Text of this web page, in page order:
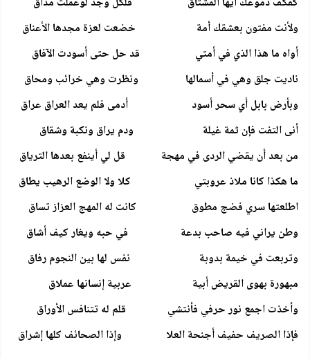
ولأنت مفتون بعشقك أمة خضعت لعزة مجدها الأعناق
أواه ما هذا الذي في أمتي قد حل حتى أسودت الآفاق
ناديت جلق وهي في أسمالها ونظرت وهي خرائب ومحاق
وبأرض بابل أي سحر أسود أدمى فلم يعد العراق عراق
أنى التفت فإن ثمة غيلة ودم يراق ونكبة وشقاق
من بعد أن يقضي الردى في مهجة قل لي أينفع بعدها الترياق
ما هكذا كانا ملاذ عروبتي كلا ولا الوضع الرهيب يطاق
اطلعتها سري فضج مطوق كانت له المهج العزاز تساق
وطن يراني فيه صاحب بدعة في حبه ويغار كيف أشاق
وتربعت في خيمة بدوبة نفس لها بين النجوم رفاق
مبهورة بهوى القريض أبية عربية إنسانها عملاق
وأخذت اجمع نور حرفي فأنتشي قلم له تتنافس الأوراق
فإذا الصريف حفيف أجنحة العلا وإذا الصحائف كلها إشراق